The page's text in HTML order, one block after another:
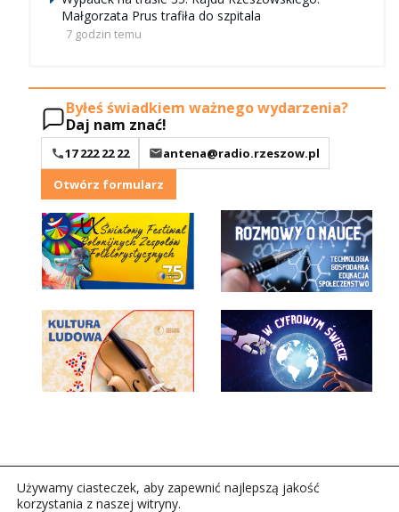
Małgorzata Prus trafiła do szpitala
7 godzin temu
Byłeś świadkiem ważnego wydarzenia?
Daj nam znać!
17 222 22 22
antena@radio.rzeszow.pl
Otwórz formularz
Używamy ciasteczek, aby zapewnić najlepszą jakość
korzystania z naszej witryny.